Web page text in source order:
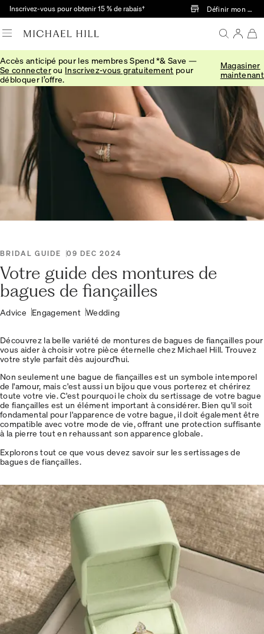
Passer au contenu principal
Inscrivez-vous pour obtenir 15 % de rabais† Définir mon
Accès anticipé pour les membres Spend *& Save —
Se connecterou Inscrivez-vous gratuitement pour
débloquer l’offre.
Magasiner
maintenant
Accueil/Connected/ Engagement Ring Settings
BRIDAL GUIDE 09 DEC 2024
Votre guide des montures de
bagues de fiançailles
Advice Engagement Wedding
Découvrez la belle variété de montures de bagues de fiançailles pour
vous aider à choisir votre pièce éternelle chez Michael Hill. Trouvez
votre style parfait dès aujourd'hui.
Non seulement une bague de fiançailles est un symbole intemporel
de l'amour, mais c'est aussi un bijou que vous porterez et chérirez
toute votre vie. C'est pourquoi le choix du sertissage de votre bague
de fiançailles est un élément important à considérer. Bien qu'il soit
fondamental pour l'apparence de votre bague, il doit également être
compatible avec votre mode de vie, offrant une protection suffisante
à la pierre tout en rehaussant son apparence globale.
Explorons tout ce que vous devez savoir sur les sertissages de
bagues de fiançailles.